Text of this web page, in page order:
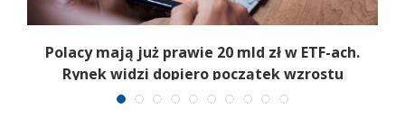
Polacy mają już prawie 20 mld zł w ETF-ach.
Rynek widzi dopiero początek wzrostu